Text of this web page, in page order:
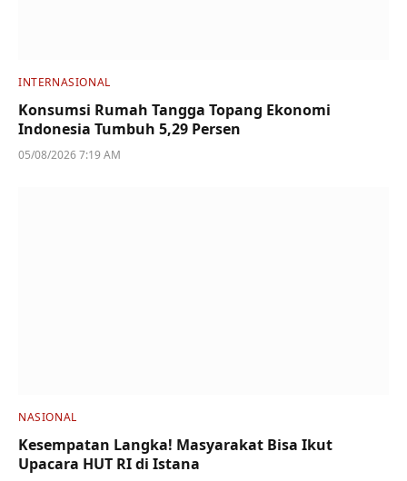
INTERNASIONAL
Konsumsi Rumah Tangga Topang Ekonomi
Indonesia Tumbuh 5,29 Persen
05/08/2026 7:19 AM
NASIONAL
Kesempatan Langka! Masyarakat Bisa Ikut
Upacara HUT RI di Istana